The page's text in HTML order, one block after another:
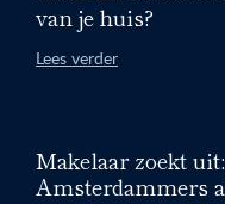
van je huis?
Lees verder
Makelaar zoekt
Amsterdammers